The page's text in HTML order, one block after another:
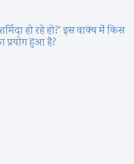
हो रहे हो?’ इस वाक्य में किस
प्रयोग हुआ है?